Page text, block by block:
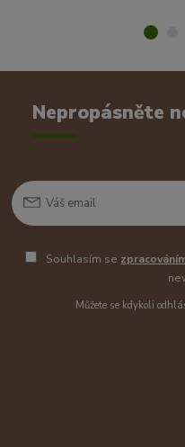
Nepropásněte
Souhlasím se
Můžete se kdykoli